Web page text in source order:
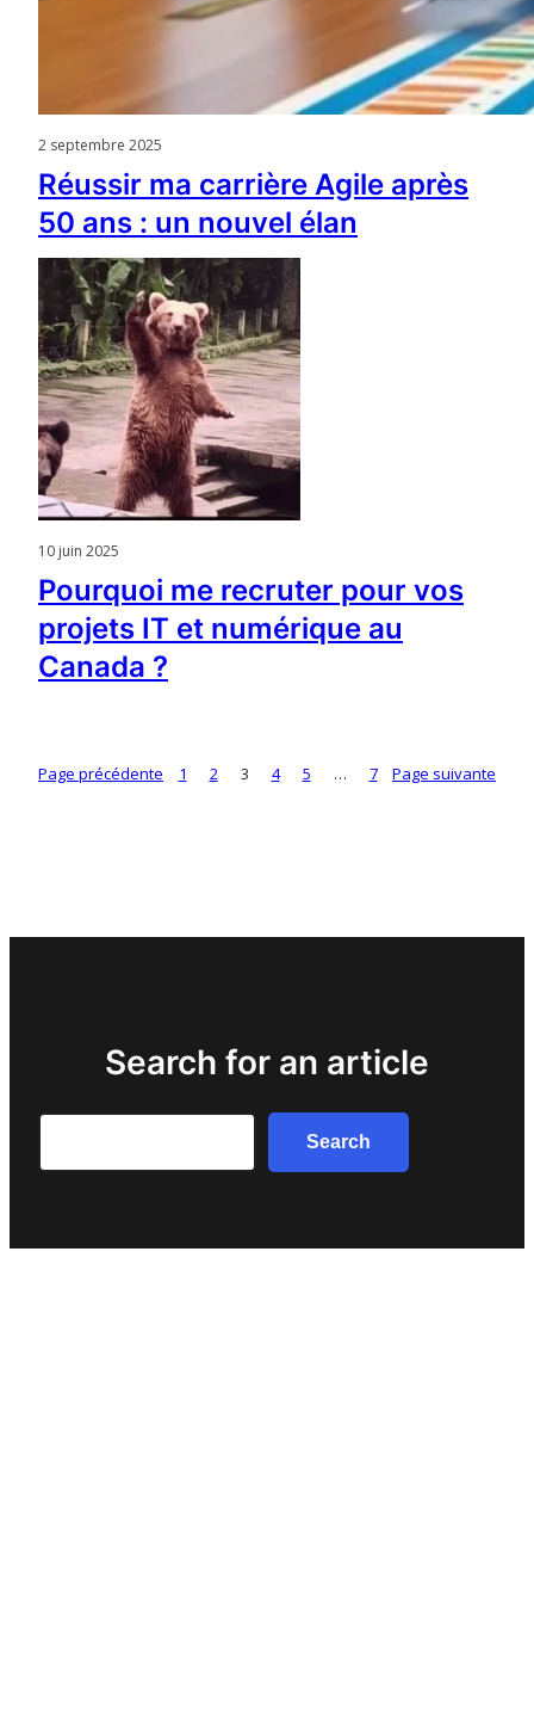
2 septembre 2025
Réussir ma carrière Agile après
50 ans : un nouvel élan
10 juin 2025
Pourquoi me recruter pour vos
projets IT et numérique au
Canada ?
Page précédente 1 2 3 4 5 … 7 Page suivante
Search for an article
Search
Search